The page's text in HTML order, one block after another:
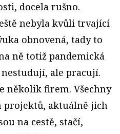
docela rušno.
nebyla kvůli trvající
obnovená, tady to
ně totiž pandemická
ale pracují.
několik firem. Všechny
projektů, aktuálně jich
na cestě, stačí,